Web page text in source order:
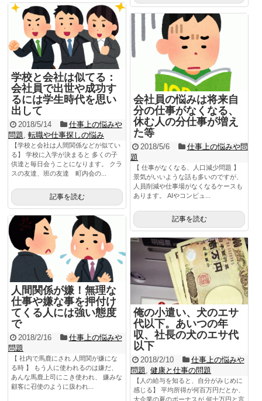
学校と会社は似てる：
会社員で出世や成功す
るには学生時代を思い
出して
2018/5/14
仕事上の悩みや
問題, 転職や仕事探しの悩み
【学校と会社は人間関係などが似てい
る】 学校に入学が決まると 多くの子
供達と毎日会うことになります。 クラ
スの友達、班の友達 町内会の...
記事を読む
会社員の悩みは将来自
分の仕事がなくなる、
休む人の分仕事が増え
た等
2018/5/6
仕事上の悩みや問
題
【 仕事がなくなる、人口減少問題 】
景気がいいような話も多いのですが、
人員削減や仕事場がなくなるケースも
あります。 AIやコンピュ...
記事を読む
人間関係が嫌！無理な
仕事や嫌な事を押付け
てくる人には強い態度
で
2018/2/16
仕事上の悩みや
問題
【 社内で馬鹿にされ 人間関が嫌にな
る時 】 もう人に使われるのは嫌だ、
あんな馬鹿上司にこき使われ、 嫌みな
顧客に召使のように扱われ...
俺の小遣い、犬のエサ
代以下。あいつの年
収、社長の犬のエサ代
以下
2018/2/10
仕事上の悩みや
問題 ,健康と仕事の問題
【人の給与を知ると、自分がみじめに
感じる】 平均所得が何百万円だとか、
大企業の夏のボーナスが 何十万円と言